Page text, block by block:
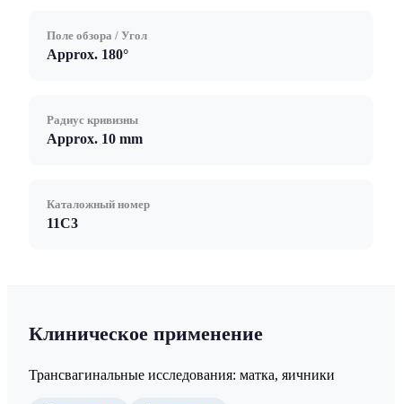
Поле обзора / Угол
Approx. 180°
Радиус кривизны
Approx. 10 mm
Каталожный номер
11C3
Клиническое применение
Трансвагинальные исследования: матка, яичники